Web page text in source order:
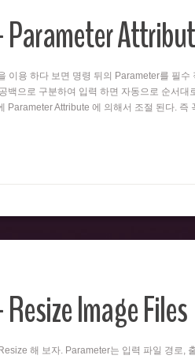
이용 하다 보면 명령 뒤의 Parameter를 필
백으로 구분하여 입력 하면 자동으로 순서
Parameter Attribute 에 의해서 조절 된다.
Image Files
해 보자. Parameter는 입력 파일 경로,